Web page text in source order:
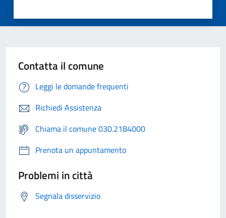
Contatta il comune
Leggi le domande frequenti
Richiedi Assistenza
Chiama il comune 030.2184000
Prenota un appuntamento
Problemi in città
Segnala disservizio